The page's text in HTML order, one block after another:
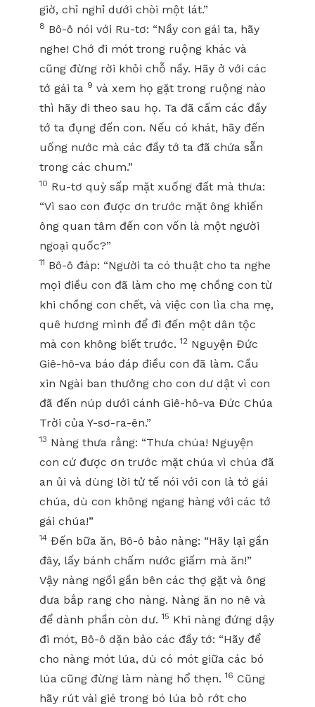
giờ, chỉ nghỉ dưới chòi một lát.”
8 Bô-ô nói với Ru-tơ: “Nầy con gái ta, hãy
nghe! Chớ đi mót trong ruộng khác và
cũng đừng rời khỏi chỗ nầy. Hãy ở với các
tớ gái ta 9 và xem họ gặt trong ruộng nào
thì hãy đi theo sau họ. Ta đã cấm các đầy
tớ ta đụng đến con. Nếu có khát, hãy đến
uống nước mà các đầy tớ ta đã chứa sẵn
trong các chum.”
10 Ru-tơ quỳ sấp mặt xuống đất mà thưa:
“Vì sao con được ơn trước mặt ông khiến
ông quan tâm đến con vốn là một người
ngoại quốc?”
11 Bô-ô đáp: “Người ta có thuật cho ta nghe
mọi điều con đã làm cho mẹ chồng con từ
khi chồng con chết, và việc con lìa cha mẹ,
quê hương mình để đi đến một dân tộc
mà con không biết trước.12 Nguyện Đức
Giê-hô-va báo đáp điều con đã làm. Cầu
xin Ngài ban thưởng cho con dư dật vì con
đã đến núp dưới cánh Giê-hô-va Đức Chúa
Trời của Y-sơ-ra-ên.”
13 Nàng thưa rằng: “Thưa chúa! Nguyện
con cứ được ơn trước mặt chúa vì chúa đã
an ủi và dùng lời tử tế nói với con là tớ gái
chúa, dù con không ngang hàng với các tớ
gái chúa!”
14 Đến bữa ăn, Bô-ô bảo nàng: “Hãy lại gần
đây, lấy bánh chấm nước giấm mà ăn!”
Vậy nàng ngồi gần bên các thợ gặt và ông
đưa bắp rang cho nàng. Nàng ăn no nê và
để dành phần còn dư.15 Khi nàng đứng dậy
đi mót, Bô-ô dặn bảo các đầy tớ: “Hãy để
cho nàng mót lúa, dù có mót giữa các bó
lúa cũng đừng làm nàng hổ thẹn.16 Cũng
hãy rút vài gié trong bó lúa bỏ rớt cho